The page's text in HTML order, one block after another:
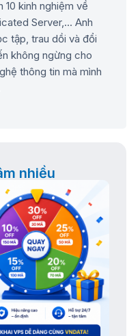
10 kinh nghiệm về
Server,... Anh
tập, trau dồi và đổi
không ngừng cho
thông tin mà mình
nhiều